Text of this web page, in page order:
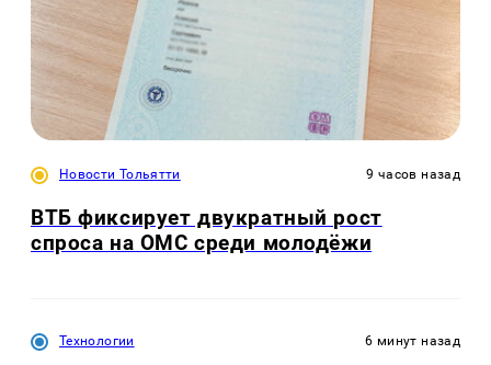
Новости Тольятти 9 часов назад
ВТБ фиксирует двукратный рост
спроса на ОМС среди молодёжи
Технологии 6 минут назад